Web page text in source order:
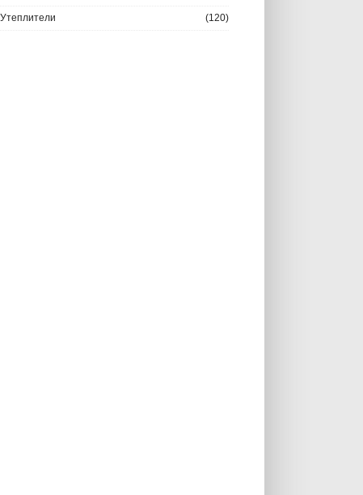
Утеплители (120)